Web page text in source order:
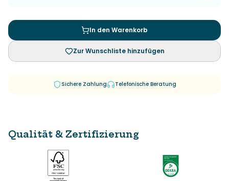
In den Warenkorb
Zur Wunschliste hinzufügen
Sichere Zahlung Telefonische Beratung
Qualität & Zertifizierung